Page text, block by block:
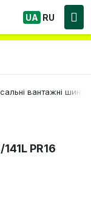
швидка
UA RU
вантажні шини
PR16